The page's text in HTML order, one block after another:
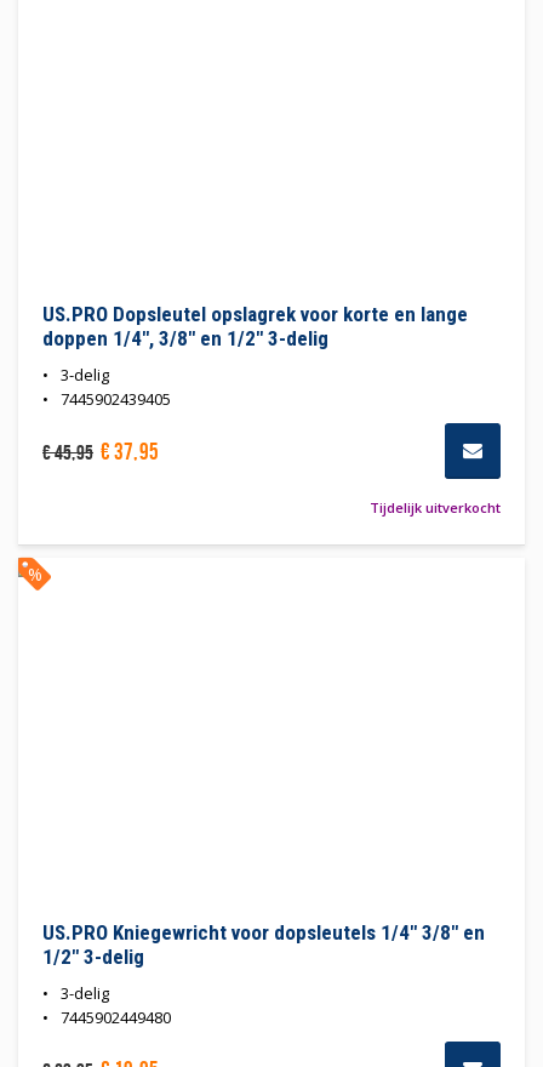
US.PRO Dopsleutel opslagrek voor korte en lange
doppen 1/4", 3/8" en 1/2" 3-delig
3-delig
7445902439405
€45,95 €37,95
Tijdelijk uitverkocht
US.PRO Kniegewricht voor dopsleutels 1/4" 3/8" en
1/2" 3-delig
3-delig
7445902449480
%